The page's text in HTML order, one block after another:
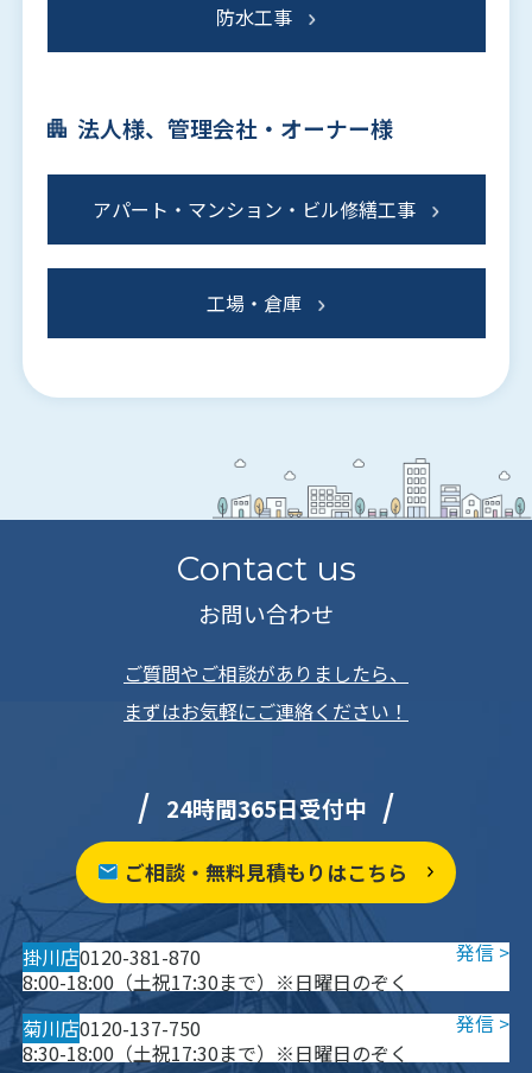
防水工事
法人様、管理会社・オーナー様
アパート・マンション・ビル修繕工事
工場・倉庫
Contact us
お問い合わせ
ご質問やご相談がありましたら、
まずはお気軽にご連絡ください！
24時間365日受付中
ご相談・無料見積もりはこちら
掛川店0120-381-870
8:00-18:00（土祝17:30まで）※日曜日のぞく
菊川店0120-137-750
8:30-18:00（土祝17:30まで）※日曜日のぞく